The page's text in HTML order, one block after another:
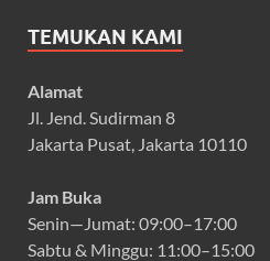
TEMUKAN KAMI
Alamat
Jl. Jend. Sudirman 8
Jakarta Pusat, Jakarta 10110
Jam Buka
Senin—Jumat: 09:00–17:00
Sabtu & Minggu: 11:00–15:00